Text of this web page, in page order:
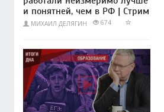
и понятней, чем в РФ | Стрим
МИХАИЛ ДЕЛЯГИН 674